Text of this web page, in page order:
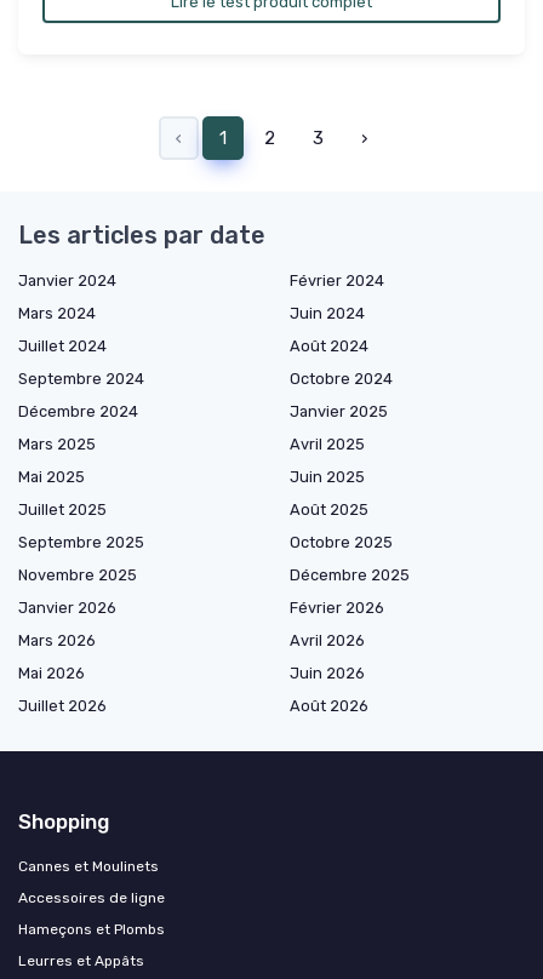
‹ 1 2 3 ›
Les articles par date
Janvier 2024
Février 2024
Mars 2024
Juin 2024
Juillet 2024
Août 2024
Septembre 2024
Octobre 2024
Décembre 2024
Janvier 2025
Mars 2025
Avril 2025
Mai 2025
Juin 2025
Juillet 2025
Août 2025
Septembre 2025
Octobre 2025
Novembre 2025
Décembre 2025
Janvier 2026
Février 2026
Mars 2026
Avril 2026
Mai 2026
Juin 2026
Juillet 2026
Août 2026
Shopping
Cannes et Moulinets
Accessoires de ligne
Hameçons et Plombs
Leurres et Appâts